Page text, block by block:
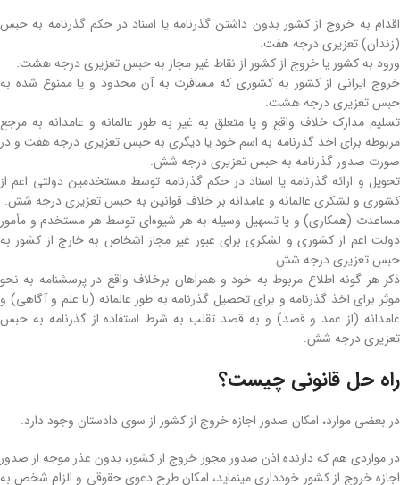
اقدام به خروج از کشور بدون داشتن گذرنامه یا اسناد در حکم گذرنامه به حبس
(زندان) تعزیری درجه هفت.
ورود به کشور یا خروج از کشور از نقاط غیر مجاز به حبس تعزیری درجه هشت.
خروج ایرانی از کشور به کشوری که مسافرت به آن محدود و یا ممنوع شده به
حبس تعزیری درجه هشت.
تسلیم مدارک خلاف واقع و یا متعلق به غیر به طور عالمانه و عامدانه به مرجع
مربوطه برای اخذ گذرنامه به اسم خود یا دیگری به حبس تعزیری درجه هفت و در
صورت صدور گذرنامه به حبس تعزیری درجه شش.
تحویل و ارائه گذرنامه یا اسناد در حکم گذرنامه توسط مستخدمین دولتی اعم از
کشوری و لشکری عالمانه و عامدانه بر خلاف قوانین به حبس تعزیری درجه شش.
مساعدت (همکاری) و یا‌ تسهیل وسیله به هر شیوه‌ای توسط هر مستخدم و مأمور
دولت اعم از کشوری و لشکری برای عبور غیر مجاز اشخاص به خارج از کشور به
حبس تعزیری درجه شش.
ذکر هر گونه اطلاع مربوط به خود و همراهان برخلاف واقع در پرسشنامه به نحو
موثر برای اخذ گذرنامه و برای تحصیل گذرنامه به طور عالمانه (با علم و آگاهی) و
عامدانه (از عمد و قصد) و به قصد تقلب به شرط استفاده از گذرنامه به حبس
تعزیری درجه شش.
راه حل قانونی چیست؟
در بعضی موارد، امکان صدور اجازه خروج از کشور از سوی دادستان وجود دارد.
در مواردی هم که دارنده اذن صدور مجوز خروج از کشور، بدون عذر موجه از صدور
اجازه خروج از کشور خودداری مینماید، امکان طرح دعوی حقوقی و الزام شخص به